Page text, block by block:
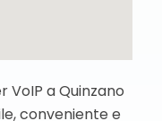
a Quinzano
conveniente e